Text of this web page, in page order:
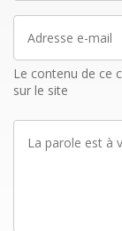
mail
Le contenu de ce
sur le site
parole